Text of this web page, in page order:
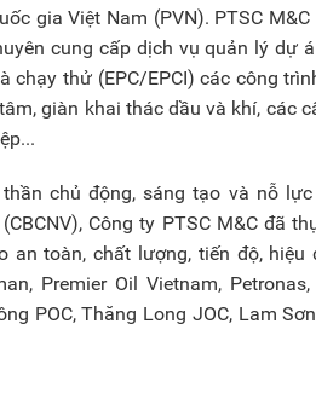
gia Việt Nam (PVN). PTSC M&C
cung cấp dịch vụ quản lý dự
chạy thử (EPC/EPCI) các công
giàn khai thác dầu và khí, các
chủ động, sáng tạo và nỗ lực
Công ty PTSC M&C đã
toàn, chất lượng, tiến độ, hiệu
Premier Oil Vietnam, Petronas,
POC, Thăng Long JOC, Lam